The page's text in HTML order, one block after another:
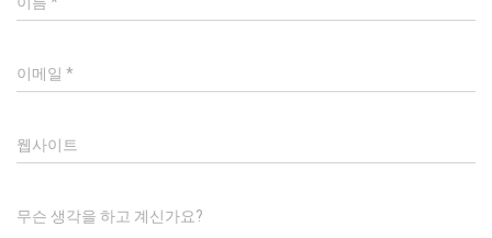
이메일 *
웹사이트
무슨 생각을 하고 계신가요?